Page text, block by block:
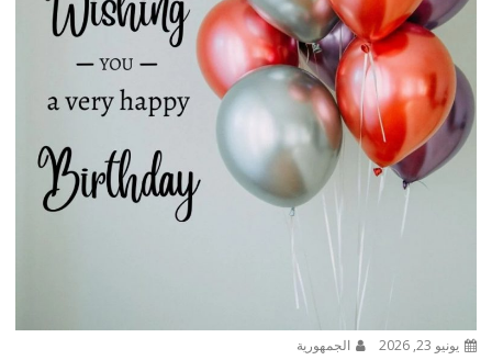
يونيو 23, 2026 الجمهورية